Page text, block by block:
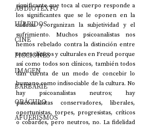
AUDIOTEXTO
HÍBRIDOS
CINE
FICCIONES
IMAGEN
BARBARIE
ORÁCULO
AFUERISMOS
significante que toca al cuerpo responde a
los significantes que se le oponen en la
cadena y organizan la subjetividad y el
sufrimiento. Muchos psicoanalistas nos
hemos rebelado contra la distinción entre
textos clínicos y culturales en Freud porque
así como todos son clínicos, también todos
dan cuenta de un modo de concebir lo
humano como indisociable de la cultura. No
hay psicoanalistas neutros; hay
psicoanalistas conservadores, liberales,
oportunistas, torpes, progresistas, críticos
o cobardes, pero neutros, no. La fidelidad